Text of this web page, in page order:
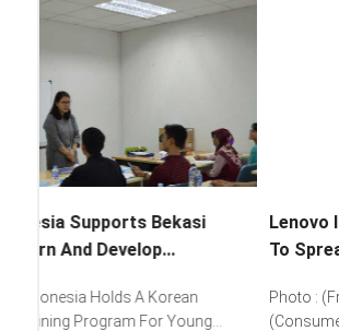
Lenovo Introduced New Brand
To Spread “Different Is Better”...
Photo : (From Left To Right) Helmy
(Consumer Lead Lenovo Indonesia),